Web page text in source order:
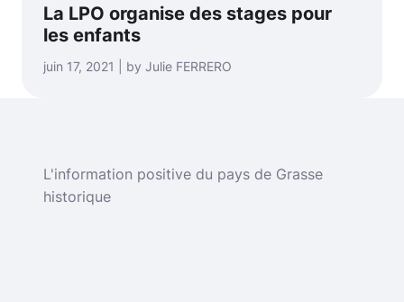
La LPO organise des stages pour
les enfants
juin 17, 2021 | by Julie FERRERO
L'information positive du pays de Grasse
historique